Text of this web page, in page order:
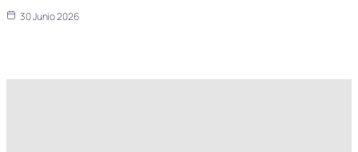
30 Junio 2026